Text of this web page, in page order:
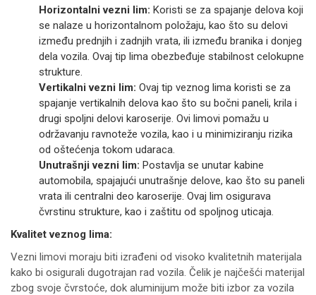
Horizontalni vezni lim: Koristi se za spajanje delova koji
se nalaze u horizontalnom položaju, kao što su delovi
između prednjih i zadnjih vrata, ili između branika i donjeg
dela vozila. Ovaj tip lima obezbeđuje stabilnost celokupne
strukture.
Vertikalni vezni lim: Ovaj tip veznog lima koristi se za
spajanje vertikalnih delova kao što su bočni paneli, krila i
drugi spoljni delovi karoserije. Ovi limovi pomažu u
održavanju ravnoteže vozila, kao i u minimiziranju rizika
od oštećenja tokom udaraca.
Unutrašnji vezni lim: Postavlja se unutar kabine
automobila, spajajući unutrašnje delove, kao što su paneli
vrata ili centralni deo karoserije. Ovaj lim osigurava
čvrstinu strukture, kao i zaštitu od spoljnog uticaja.
Kvalitet veznog lima:
Vezni limovi moraju biti izrađeni od visoko kvalitetnih materijala
kako bi osigurali dugotrajan rad vozila. Čelik je najčešći materijal
zbog svoje čvrstoće, dok aluminijum može biti izbor za vozila